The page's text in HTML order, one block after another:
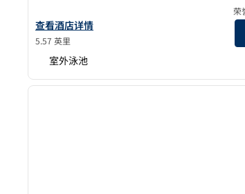
查看希尔顿花园酒店 Orlando Downtown 的酒
查看酒店详情
5.57 英里
荣
室外泳池
1/12